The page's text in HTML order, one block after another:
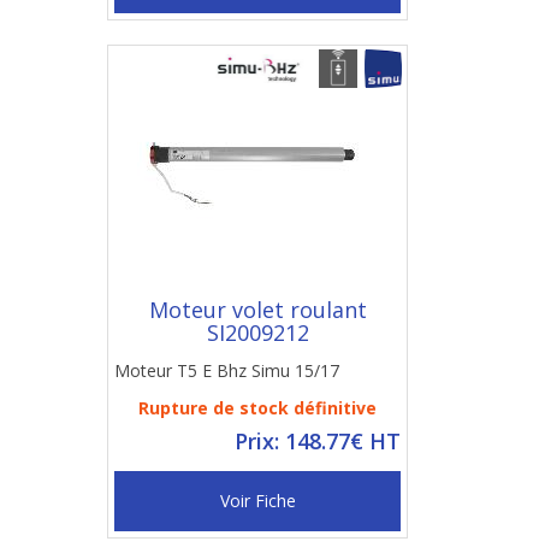
Moteur volet roulant
SI2009212
Moteur T5 E Bhz Simu 15/17
Rupture de stock définitive
Prix: 148.77€ HT
Voir Fiche